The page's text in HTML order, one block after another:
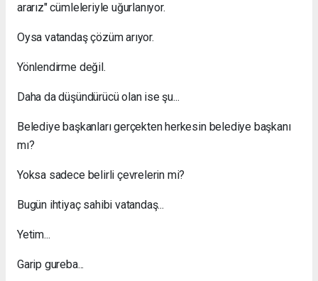
ararız" cümleleriyle uğurlanıyor.
Oysa vatandaş çözüm arıyor.
Yönlendirme değil.
Daha da düşündürücü olan ise şu...
Belediye başkanları gerçekten herkesin belediye başkanı
mı?
Yoksa sadece belirli çevrelerin mi?
Bugün ihtiyaç sahibi vatandaş...
Yetim...
Garip gureba...